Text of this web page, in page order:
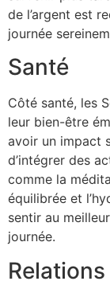
de l’argent est
journée
Santé
Côté santé, les
leur bien-être
avoir un impact
d’intégrer des
comme la
équilibrée et
sentir au
journée.
Relations